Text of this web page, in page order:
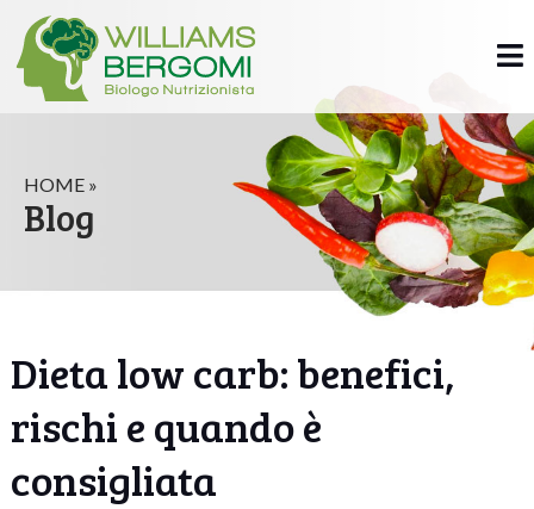
HOME »
Blog
Dieta low carb: benefici,
rischi e quando è
consigliata